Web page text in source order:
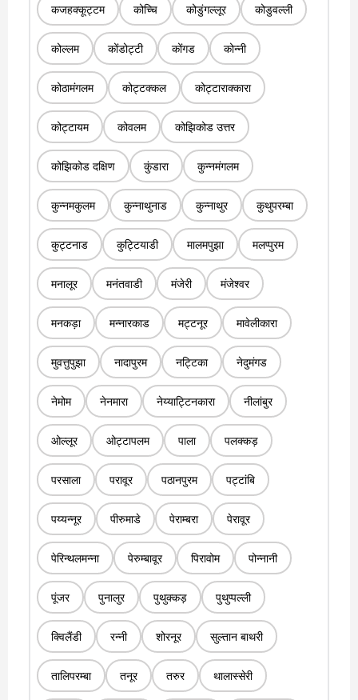
कजहक्कूट्टम कोच्चि कोडुंगल्लूर कोडुवल्ली
कोल्लम कोंडोट्टी कोंगड कोन्नी
कोठामंगलम कोट्टक्कल कोट्टाराक्कारा
कोट्टायम कोवलम कोझिकोड उत्तर
कोझिकोड दक्षिण कुंडारा कुन्नमंगलम
कुन्नमकुलम कुन्नाथुनाड कुन्नाथुर कुथुपरम्बा
कुट्टनाड कुट्टियाडी मालमपुझा मलप्पुरम
मनालूर मनंतवाडी मंजेरी मंजेश्वर
मनकड़ा मन्नारकाड मट्टनूर मावेलीकारा
मुवत्तुपुझा नादापुरम नट्टिका नेदुमंगड
नेमोम नेनमारा नेय्याट्टिनकारा नीलांबुर
ओल्लूर ओट्टापलम पाला पलक्कड़
परसाला परावूर पठानपुरम पट्टांबि
पय्यन्नूर पीरुमाडे पेराम्बरा पेरावूर
पेरिन्थलमन्ना पेरुम्बावूर पिरावोम पोन्नानी
पूंजर पुनालुर पुथुक्कड़ पुथुप्पल्ली
क्विलैंडी रन्नी शोरनूर सुल्तान बाथरी
तालिपरम्बा तनूर तरुर थालास्सेरी